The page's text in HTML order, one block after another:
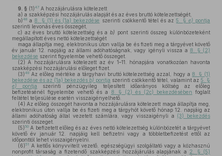
9. § (1)47 A hozzájárulásra kötelezett
a) a szakképzési hozzájárulás alapját és az éves bruttó kötelezettségét,
b)48 a 8. § (1) és (1a) bekezdése szerinti csökkentő tétel és az5. § e) pontja
szerinti levonás éves összegét,
c) az éves bruttó kötelezettség és ab) pont szerinti összeg különbözeteként
megállapított éves nettó kötelezettségét
maga állapítja meg, elektronikus úton vallja be és fizeti meg a tárgyévet követő
év január 12. napjáig az állami adóhatóságnak, vagy igényli vissza a 8. § (2)
bekezdése szerint figyelembe vehető összeget.
(2) A hozzájárulásra kötelezett az év 1–11. hónapjára vonatkozóan havonta
szakképzési hozzájárulási előleget fizet.
(3)49 Az előleg mértéke a tárgyhavi bruttó kötelezettség azzal, hogy a 8. § (1)
bekezdése és az (1a) bekezdés b) pontja szerinti csökkentő tétel, valamint az 5. §
e) pontja szerinti pénzügyileg teljesített időarányos költség az előleg
befizetésénél figyelembe vehető és a
8. § (2) és (2c) bekezdésében foglalt
feltétel teljesülése esetén visszaigényelhető.
(4) Az előleg összegét havonta a hozzájárulásra kötelezett maga állapítja meg,
elektronikus úton vallja be és fizeti meg a tárgyhót követő hónap 12. napjáig az
állami adóhatóság által vezetett számlára, vagy visszaigényli a (3) bekezdés
szerinti összeget.
(5)50 A befizetett előleg és az éves nettó kötelezettség különbözetét a tárgyévet
követő év január 12. napjáig kell befizetni vagy a többletbefizetést ettől az
időponttól lehet visszaigényelni.
(6)51 A kettős könyvvitelt vezető, egészségügyi szolgáltató vagy a közhasznú
nonprofit társaság a fizetendő szakképzési hozzájárulás alapjának a 2. § (5)